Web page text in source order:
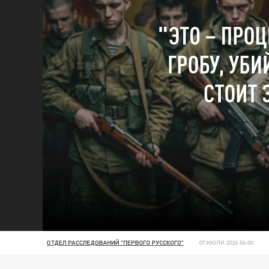
"ЭТО –
ГРОБУ,
СТОИТ
ОТДЕЛ РАССЛЕДОВАНИЙ "ПЕРВОГО РУССКОГО" 07 ИЮЛЯ 2026 06:00